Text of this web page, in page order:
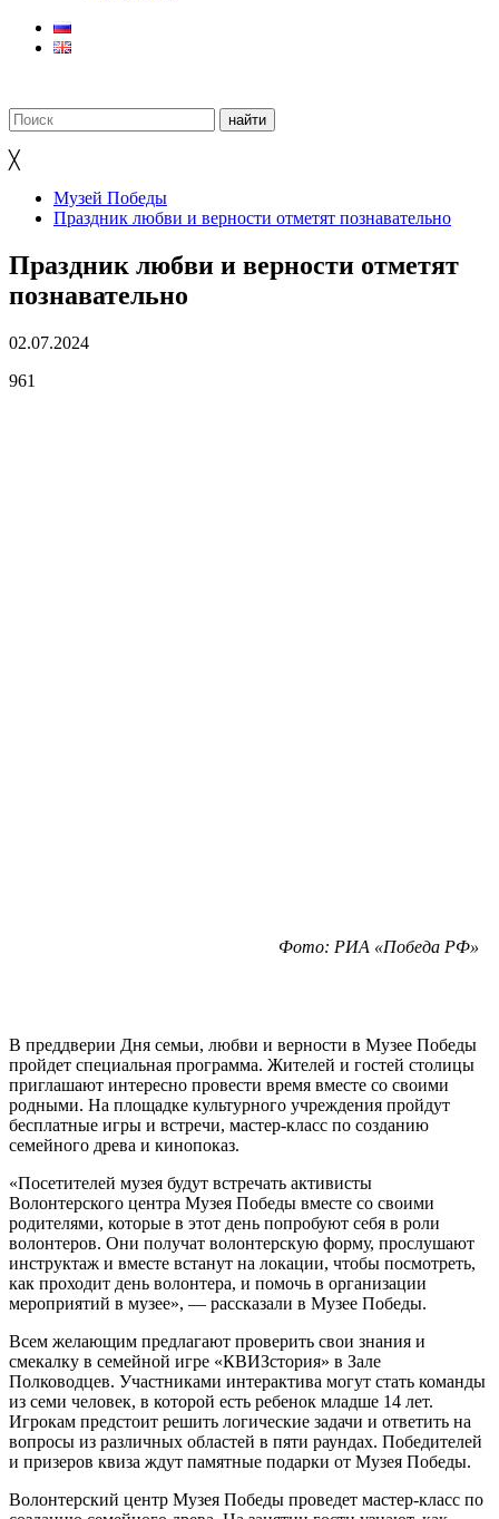
╳
Музей Победы
Праздник любви и верности отметят познавательно
Праздник любви и верности отметят
познавательно
02.07.2024
961
Фото: РИА «Победа РФ»
В преддверии Дня семьи, любви и верности в Музее Победы
пройдет специальная программа. Жителей и гостей столицы
приглашают интересно провести время вместе со своими
родными. На площадке культурного учреждения пройдут
бесплатные игры и встречи, мастер-класс по созданию
семейного древа и кинопоказ.
«Посетителей музея будут встречать активисты
Волонтерского центра Музея Победы вместе со своими
родителями, которые в этот день попробуют себя в роли
волонтеров. Они получат волонтерскую форму, прослушают
инструктаж и вместе встанут на локации, чтобы посмотреть,
как проходит день волонтера, и помочь в организации
мероприятий в музее», — рассказали в Музее Победы.
Всем желающим предлагают проверить свои знания и
смекалку в семейной игре «КВИЗстория» в Зале
Полководцев. Участниками интерактива могут стать команды
из семи человек, в которой есть ребенок младше 14 лет.
Игрокам предстоит решить логические задачи и ответить на
вопросы из различных областей в пяти раундах. Победителей
и призеров квиза ждут памятные подарки от Музея Победы.
Волонтерский центр Музея Победы проведет мастер-класс по